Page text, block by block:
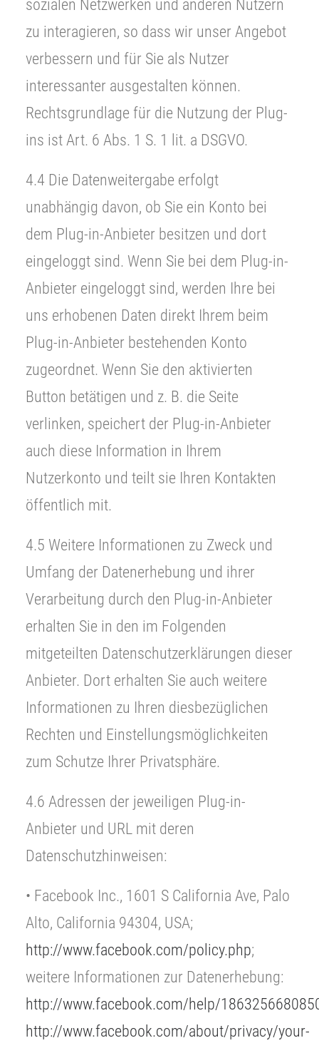
sozialen Netzwerken und anderen Nutzern
zu interagieren, so dass wir unser Angebot
verbessern und für Sie als Nutzer
interessanter ausgestalten können.
Rechtsgrundlage für die Nutzung der Plug-
ins ist Art. 6 Abs. 1 S. 1 lit. a DSGVO.
4.4 Die Datenweitergabe erfolgt
unabhängig davon, ob Sie ein Konto bei
dem Plug-in-Anbieter besitzen und dort
eingeloggt sind. Wenn Sie bei dem Plug-in-
Anbieter eingeloggt sind, werden Ihre bei
uns erhobenen Daten direkt Ihrem beim
Plug-in-Anbieter bestehenden Konto
zugeordnet. Wenn Sie den aktivierten
Button betätigen und z. B. die Seite
verlinken, speichert der Plug-in-Anbieter
auch diese Information in Ihrem
Nutzerkonto und teilt sie Ihren Kontakten
öffentlich mit.
4.5 Weitere Informationen zu Zweck und
Umfang der Datenerhebung und ihrer
Verarbeitung durch den Plug-in-Anbieter
erhalten Sie in den im Folgenden
mitgeteilten Datenschutzerklärungen dieser
Anbieter. Dort erhalten Sie auch weitere
Informationen zu Ihren diesbezüglichen
Rechten und Einstellungsmöglichkeiten
zum Schutze Ihrer Privatsphäre.
4.6 Adressen der jeweiligen Plug-in-
Anbieter und URL mit deren
Datenschutzhinweisen:
• Facebook Inc., 1601 S California Ave, Palo
Alto, California 94304, USA;
http://www.facebook.com/policy.php;
weitere Informationen zur Datenerhebung:
http://www.facebook.com/help/
http://www.facebook.com/about/privacy/your-